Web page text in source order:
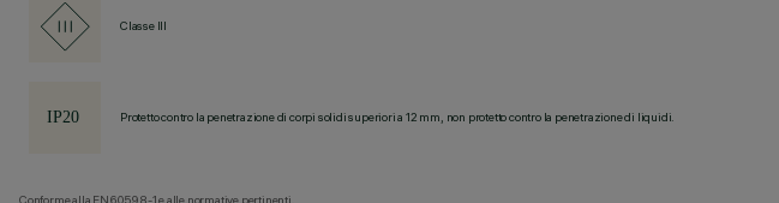
Classe III
Protetto contro la penetrazione di corpi solidi superiori a 12 mm, non protetto contro la penetrazione di liquidi.